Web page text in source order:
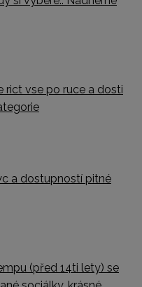
rict vse po ruce a dosti
a dostupností pitné
(před 14ti lety) se